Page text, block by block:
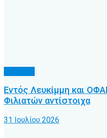
Εντός Λευκίμμη και
Φιλιατών αντίστοιχα
31 Ιουλίου 2026